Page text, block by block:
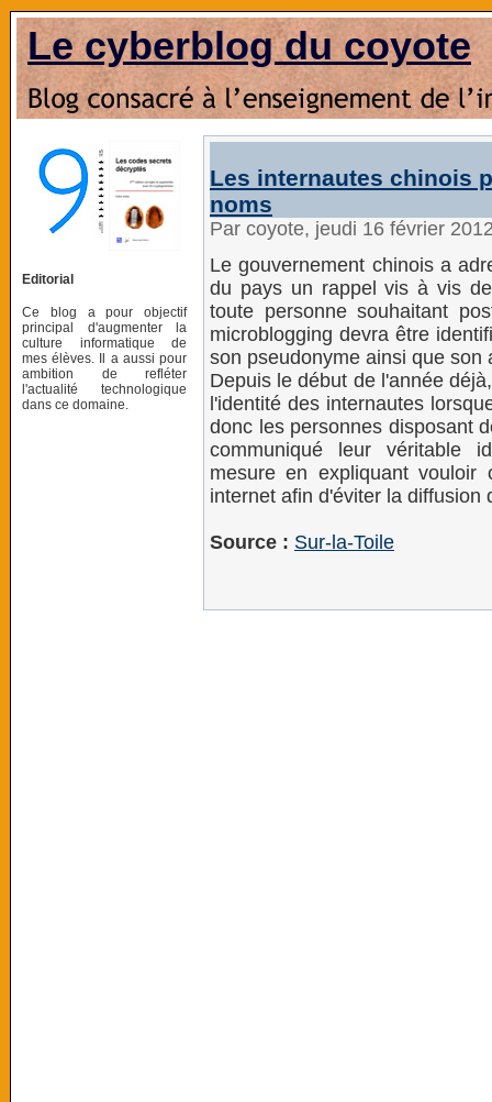
Le cyberblog du coyote
Editorial
Ce blog a pour objectif
principal d'augmenter la
culture informatique de
mes élèves. Il a aussi pour
ambition de refléter
l'actualité technologique
dans ce domaine.
Les internautes chinois
noms
Par coyote, jeudi 16 février
Le gouvernement chinois a
du pays un rappel vis à vis
toute personne souhaitant
microblogging devra être
son pseudonyme ainsi que son
Depuis le début de l'année
l'identité des internautes
donc les personnes disposant
communiqué leur véritable
mesure en expliquant vouloir
internet afin d'éviter la diffusion
Source : Sur-la-Toile